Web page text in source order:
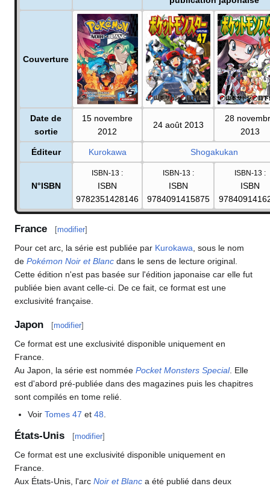
Couverture
Date de
sortie
15 novembre
2012
24 août 2013
28
2013
Éditeur Kurokawa Shogakukan
N°ISBN
ISBN-13 :
ISBN
9782351428146
ISBN-13 :
ISBN
9784091415875
ISBN-13 :
ISBN
France [modifier]
Pour cet arc, la série est publiée par Kurokawa, sous le nom
de Pokémon Noir et Blanc dans le sens de lecture original.
Cette édition n'est pas basée sur l'édition japonaise car elle fut
publiée bien avant celle-ci. De ce fait, ce format est une
exclusivité française.
Japon [modifier]
Ce format est une exclusivité disponible uniquement en
France.
Au Japon, la série est nommée Pocket Monsters Special. Elle
est d'abord pré-publiée dans des magazines puis les chapitres
sont compilés en tome relié.
VoirTomes 47 et48
États-Unis [modifier]
Ce format est une exclusivité disponible uniquement en
France.
Aux États-Unis, l'arc Noir et Blanc a été publié dans deux